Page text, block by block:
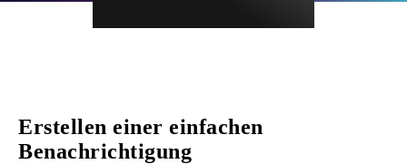
Erstellen einer einfachen
Benachrichtigung